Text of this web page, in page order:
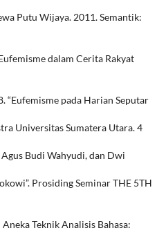
Putu Wijaya. 2011. Semantik:
dalam Cerita Rakyat
“Eufemisme pada Harian Seputar
Universitas Sumatera Utara. 4
Budi Wahyudi, dan Dwi
Prosiding Seminar THE 5TH
Teknik Analisis Bahasa: